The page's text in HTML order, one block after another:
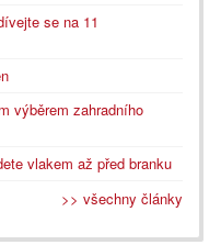
se na 11
výběrem zahradního
vlakem až před branku
>> všechny články